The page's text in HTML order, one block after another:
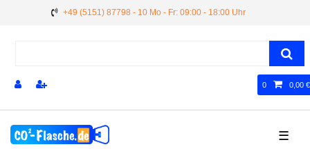
+49 (5151) 87798 - 10 Mo - Fr: 09:00 - 18:00 Uhr
0 0,00 €
☰